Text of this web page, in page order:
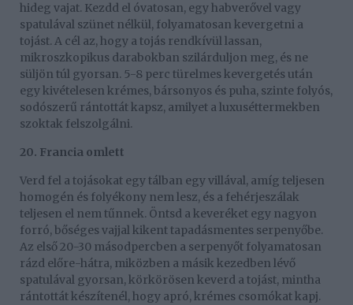
hideg vajat. Kezdd el óvatosan, egy habverővel vagy
spatulával szünet nélkül, folyamatosan kevergetni a
tojást. A cél az, hogy a tojás rendkívül lassan,
mikroszkopikus darabokban szilárduljon meg, és ne
süljön túl gyorsan. 5-8 perc türelmes kevergetés után
egy kivételesen krémes, bársonyos és puha, szinte folyós,
sodószerű rántottát kapsz, amilyet a luxuséttermekben
szoktak felszolgálni.
20. Francia omlett
Verd fel a tojásokat egy tálban egy villával, amíg teljesen
homogén és folyékony nem lesz, és a fehérjeszálak
teljesen el nem tűnnek. Öntsd a keveréket egy nagyon
forró, bőséges vajjal kikent tapadásmentes serpenyőbe.
Az első 20-30 másodpercben a serpenyőt folyamatosan
rázd előre-hátra, miközben a másik kezedben lévő
spatulával gyorsan, körkörösen keverd a tojást, mintha
rántottát készítenél, hogy apró, krémes csomókat kapj.